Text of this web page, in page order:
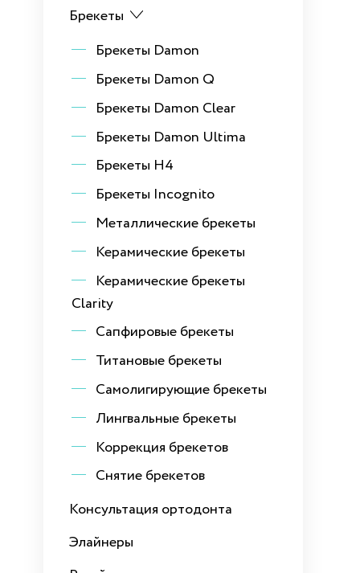
Брекеты
Брекеты Damon
Брекеты Damon Q
Брекеты Damon Clear
Брекеты Damon Ultima
Брекеты H4
Брекеты Incognito
Металлические брекеты
Керамические брекеты
Керамические брекеты
Clarity
Сапфировые брекеты
Титановые брекеты
Самолигирующие брекеты
Лингвальные брекеты
Коррекция брекетов
Снятие брекетов
Консультация ортодонта
Элайнеры